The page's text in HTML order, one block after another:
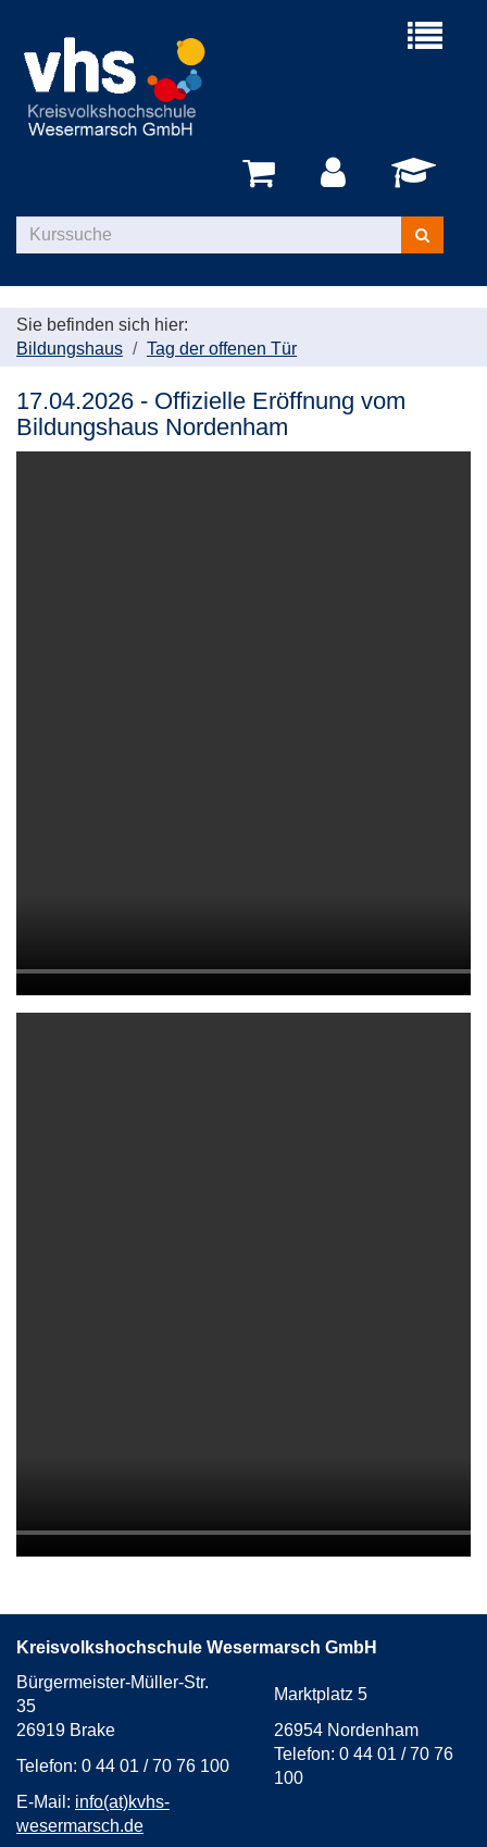
Menü
Kurse
suchen
Sie befinden sich hier:
Bildungshaus
Tag der offenen Tür
17.04.2026 - Offizielle Eröffnung vom
Bildungshaus Nordenham
Kreisvolkshochschule Wesermarsch GmbH
Bürgermeister-Müller-Str.
35
Marktplatz 5
26919 Brake
26954 Nordenham
Telefon: 0 44 01 / 70 76 100
Telefon: 0 44 01 / 70 76
100
E-Mail: info(at)kvhs-
wesermarsch.de